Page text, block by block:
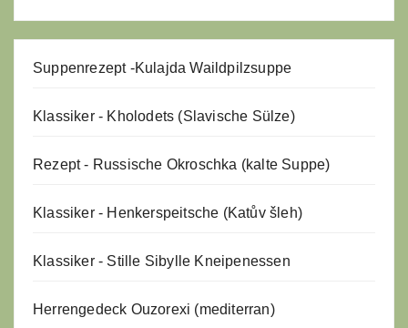
Suppenrezept -Kulajda Waildpilzsuppe
Klassiker - Kholodets (Slavische Sülze)
Rezept - Russische Okroschka (kalte Suppe)
Klassiker - Henkerspeitsche (Katův šleh)
Klassiker - Stille Sibylle Kneipenessen
Herrengedeck Ouzorexi (mediterran)